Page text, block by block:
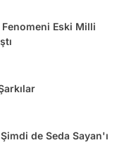
Eski Milli
de Seda Sayan'ı